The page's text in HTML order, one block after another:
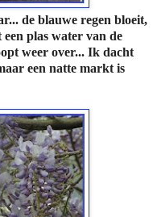
de blauwe regen bloeit,
plas water van de
weer over... Ik dacht
een natte markt is